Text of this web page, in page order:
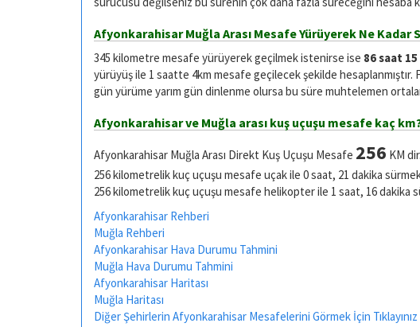
Afyonkarahisar Muğla Arası Mesafe Yürüyerek Ne Kadar
345 kilometre mesafe yürüyerek geçilmek istenirse ise 86 saat
yürüyüş ile 1 saatte 4km mesafe geçilecek şekilde
gün yürüme yarım gün dinlenme olursa bu süre muhtelemen
Afyonkarahisar ve Muğla arası kuş uçuşu mesafe kaç
Afyonkarahisar Muğla Arası Direkt Kuş Uçuşu Mesafe 256 KM dir.
256 kilometrelik kuç uçuşu mesafe uçak ile 0 saat, 21 dakika
256 kilometrelik kuç uçuşu mesafe helikopter ile 1 saat, 16 dakika
Afyonkarahisar Rehberi
Muğla Rehberi
Afyonkarahisar Hava Durumu Tahmini
Muğla Hava Durumu Tahmini
Afyonkarahisar Haritası
Muğla Haritası
Diğer Şehirlerin Afyonkarahisar Mesafelerini Görmek İçin Tıklayınız